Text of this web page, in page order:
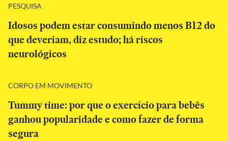
PESQUISA
Idosos podem estar consumindo menos B12 do
que deveriam, diz estudo; há riscos
neurológicos
CORPO EM MOVIMENTO
Tummy time: por que o exercício para bebês
ganhou popularidade e como fazer de forma
segura